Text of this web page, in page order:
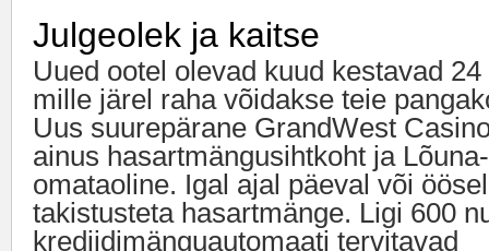
Julgeolek ja kaitse
Uued ootel olevad kuud kestavad
mille järel raha võidakse teie
Uus suurepärane GrandWest
ainus hasartmängusihtkoht ja
omataoline. Igal ajal päeval või
takistusteta hasartmänge. Ligi 600
krediidimänguautomaati tervitavad